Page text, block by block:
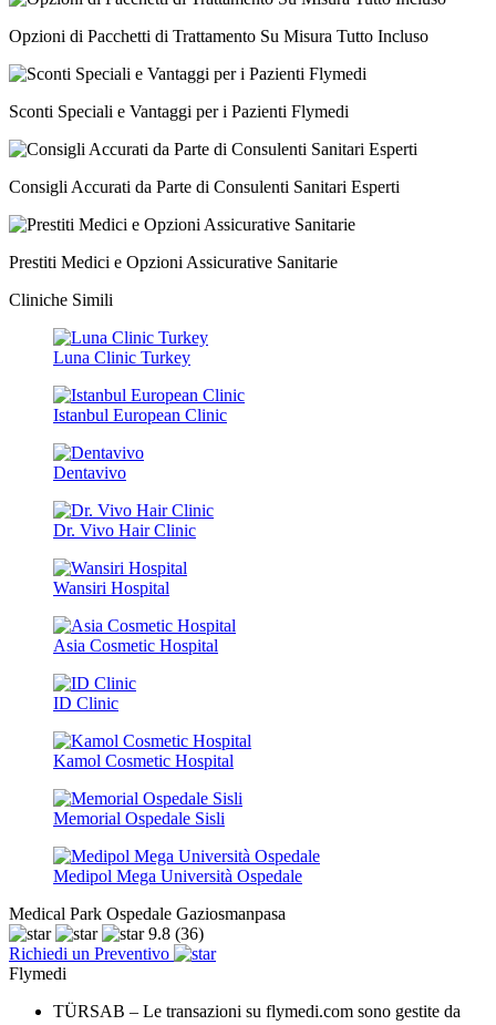
Opzioni di Pacchetti di Trattamento Su Misura Tutto Incluso
Sconti Speciali e Vantaggi per i Pazienti Flymedi
Consigli Accurati da Parte di Consulenti Sanitari Esperti
Prestiti Medici e Opzioni Assicurative Sanitarie
Cliniche Simili
Luna Clinic Turkey
Istanbul European Clinic
Dentavivo
Dr. Vivo Hair Clinic
Wansiri Hospital
Asia Cosmetic Hospital
ID Clinic
Kamol Cosmetic Hospital
Memorial Ospedale Sisli
Medipol Mega Università Ospedale
Medical Park Ospedale Gaziosmanpasa
9.8 (36)
Richiedi un Preventivo
Flymedi
TÜRSAB – Le transazioni su flymedi.com sono gestite da